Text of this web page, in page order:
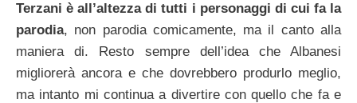
Terzani è all’altezza di tutti i personaggi di cui fa la
parodia, non parodia comicamente, ma il canto alla
maniera di. Resto sempre dell’idea che Albanesi
migliorerà ancora e che dovrebbero produrlo meglio,
ma intanto mi continua a divertire con quello che fa e